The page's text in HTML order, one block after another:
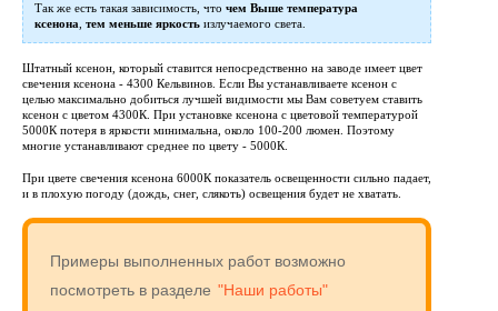
Так же есть такая зависимость, что чем Выше температура
ксенона тем меньше яркость излучаемого света.
Штатный ксенон, который ставится непосредственно на заводе имеет цвет
свечения ксенона - 4300 Кельвинов. Если Вы устанавливаете ксенон с
целью максимально добиться лучшей видимости мы Вам советуем ставить
ксенон с цветом 4300К. При установке ксенона с цветовой температурой
5000К потеря в яркости минимальна, около 100-200 люмен. Поэтому
многие устанавливают среднее по цвету - 5000К.
При цвете свечения ксенона 6000К показатель освещенности сильно падает,
и в плохую погоду (дождь, снег, слякоть) освещения будет не хватать.
Примеры выполненных работ возможно
посмотреть в разделе "Наши работы"